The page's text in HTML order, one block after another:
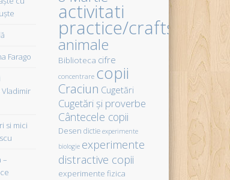
Farago
si mici
–
activitati
practice/crafts
animale
Biblioteca cifre
concentrare copii
Craciun Cugetări
Cugetări şi proverbe
Cântecele copii
Desen dictie experimente
biologie experimente
distractive copii
experimente fizica